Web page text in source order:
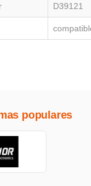
D39121
populares